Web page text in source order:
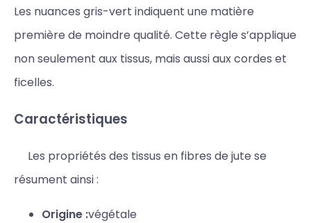
Les nuances gris-vert indiquent une matière
première de moindre qualité. Cette règle s’applique
non seulement aux tissus, mais aussi aux cordes et
ficelles.
Caractéristiques
Les propriétés des tissus en fibres de jute se
résument ainsi :
Origine :végétale